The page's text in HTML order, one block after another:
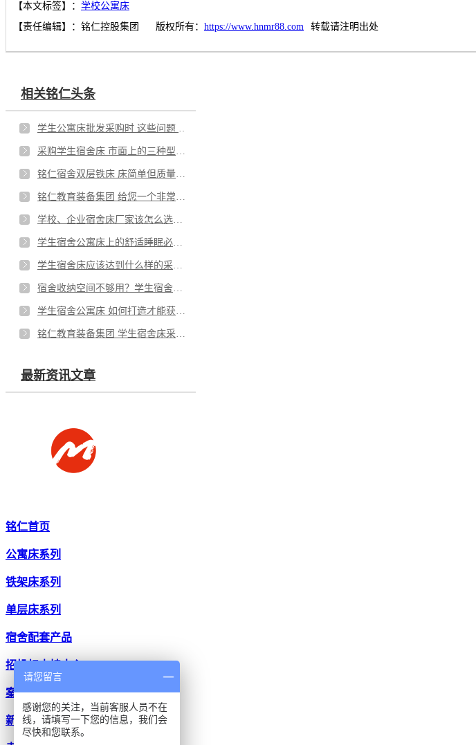
【本文标签】： 学校公寓床
【责任编辑】： 铭仁控股集团 版权所有： https://www.hnmr88.com 转载请注明出处
相关铭仁头条
最新资讯文章
铭仁首页
公寓床系列
铁架床系列
单层床系列
宿舍配套产品
招投标支持中心
案例中心
新闻中心
请您留言
感谢您的关注，当前客服人员不在
线，请填写一下您的信息，我们会
尽快和您联系。